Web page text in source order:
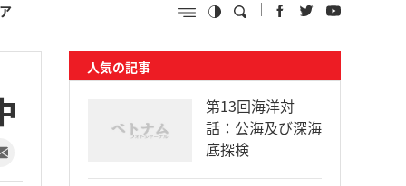
人気の記事
第13回海洋対
話：公海及び深海
底探検